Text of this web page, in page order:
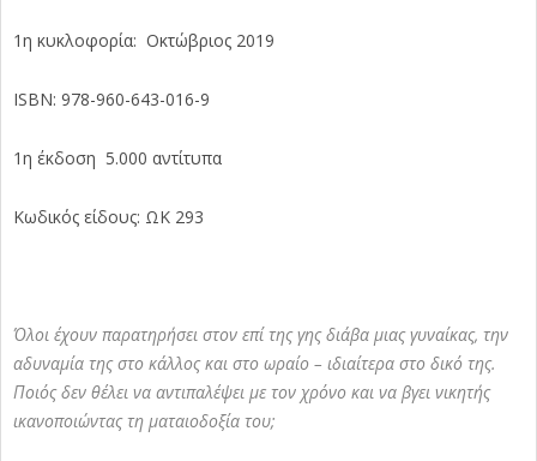
1η κυκλοφορία: Οκτώβριος 2019
ISBN: 978-960-643-016-9
1η έκδοση 5.000 αντίτυπα
Κωδικός είδους: ΩΚ 293
Όλοι έχουν παρατηρήσει στον επί της γης διάβα μιας γυναίκας, την
αδυναμία της στο κάλλος και στο ωραίο – ιδιαίτερα στο δικό της.
Ποιός δεν θέλει να αντιπαλέψει με τον χρόνο και να βγει νικητής
ικανοποιώντας τη ματαιοδοξία του;